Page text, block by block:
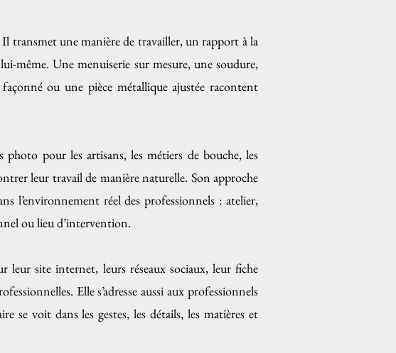
transmet une manière de travailler, un rapport à la
même. Une menuiserie sur mesure, une soudure,
ou une pièce métallique ajustée racontent
photo pour les artisans, les métiers de bouche, les
leur travail de manière naturelle. Son approche
l’environnement réel des professionnels : atelier,
ou lieu d’intervention.
leur site internet, leurs réseaux sociaux, leur fiche
Elle s’adresse aussi aux professionnels
se voit dans les gestes, les détails, les matières et